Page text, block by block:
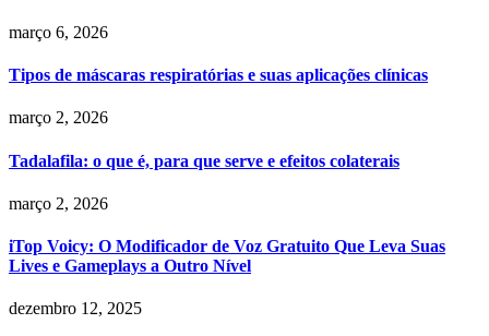
março 6, 2026
Tipos de máscaras respiratórias e suas aplicações clínicas
março 2, 2026
Tadalafila: o que é, para que serve e efeitos colaterais
março 2, 2026
iTop Voicy: O Modificador de Voz Gratuito Que Leva Suas
Lives e Gameplays a Outro Nível
dezembro 12, 2025